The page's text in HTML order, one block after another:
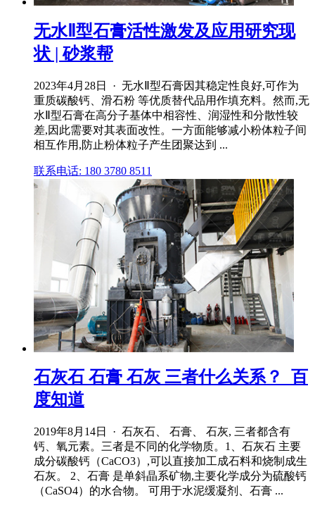
无水Ⅱ型石膏活性激发及应用研究现
状 | 砂浆帮
2023年4月28日 · 无水Ⅱ型石膏因其稳定性良好,可作为
重质碳酸钙、滑石粉 等优质替代品用作填充料。然而,无
水Ⅱ型石膏在高分子基体中相容性、润湿性和分散性较
差,因此需要对其表面改性。一方面能够减小粉体粒子间
相互作用,防止粉体粒子产生团聚达到 ...
联系电话: 180 3780 8511
石灰石 石膏 石灰 三者什么关系？_百
度知道
2019年8月14日 · 石灰石、 石膏、 石灰, 三者都含有
钙、氧元素。三者是不同的化学物质。1、石灰石 主要
成分碳酸钙（CaCO3）,可以直接加工成石料和烧制成生
石灰。 2、石膏 是单斜晶系矿物,主要化学成分为硫酸钙
（CaSO4）的水合物。 可用于水泥缓凝剂、石膏 ...